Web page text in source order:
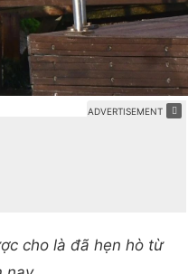
cho là đã hẹn hò từ